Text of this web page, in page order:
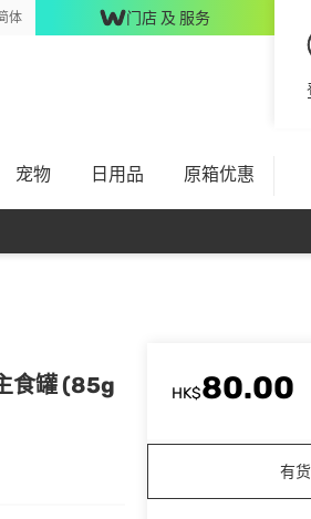
体 门店 及 服务
宠物 日用品 原箱优惠
食罐 (85g
HK$80.00
有